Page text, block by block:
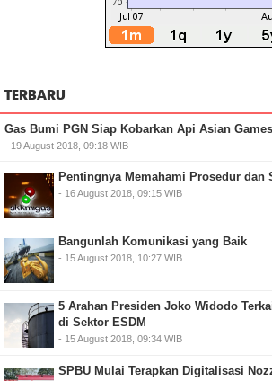
TERBARU
Gas Bumi PGN Siap Kobarkan Api Asian Games
- 19 August 2018, 09:18 WIB
Pentingnya Memahami Prosedur dan
- 16 August 2018, 09:15 WIB
Bangunlah Komunikasi yang Baik
- 15 August 2018, 10:27 WIB
5 Arahan Presiden Joko Widodo
di Sektor ESDM
- 15 August 2018, 09:34 WIB
SPBU Mulai Terapkan Digitalisasi